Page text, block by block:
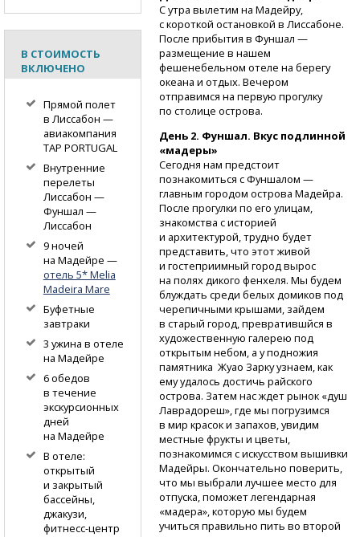
С утра вылетим на Мадейру,
с короткой остановкой в Лиссабоне.
После прибытия в Фуншал —
размещение в нашем
фешенебельном отеле на берегу
океана и отдых. Вечером
отправимся на первую прогулку
по столице острова.
День 2. Фуншал. Вкус подлинной
«мадеры»
Сегодня нам предстоит
познакомиться с Фуншалом —
главным городом острова Мадейра.
После прогулки по его улицам,
знакомства с историей
и архитектурой, трудно будет
представить, что этот живой
и гостеприимный город вырос
на полях дикого фенхеля. Мы будем
блуждать среди белых домиков под
черепичными крышами, зайдем
в старый город, превратившйся в
художественную галерею под
открытым небом, а у подножия
памятника Жуао Зарку узнаем, как
ему удалось достичь райского
острова. Затем нас ждет рынок «душ
Лаврадореш», где мы погрузимся
в мир красок и запахов, увидим
местные фрукты и цветы,
познакомимся с искусством вышивки
Мадейры. Окончательно поверить,
что мы выбрали лучшее место для
отпуска, поможет легендарная
«мадера», которую мы будем
учиться правильно пить во второй
В СТОИМОСТЬ
ВКЛЮЧЕНО
Прямой полет
в Лиссабон —
авиакомпания
TAP PORTUGAL
Внутренние
перелеты
Лиссабон —
Фуншал —
Лиссабон
9 ночей
на Мадейре —
отель 5* Melia
Madeira Mare
Буфетные
завтраки
3 ужина в отеле
на Мадейре
6 обедов
в течение
экскурсионных
дней
на Мадейре
В отеле:
открытый
и закрытый
бассейны,
джакузи,
фитнесс-центр